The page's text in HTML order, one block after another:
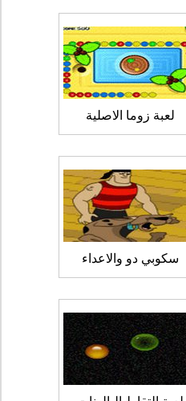
لعبة زوما الاصلية
سكوبي دو والاعداء